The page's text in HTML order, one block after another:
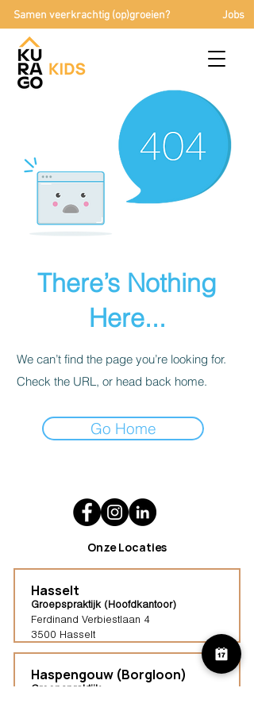
Samen veerkrachtig (op)groeien? Jobs
There’s Nothing
Here...
We can’t find the page you’re looking for.
Check the URL, or head back home.
Go Home
Onze Locaties
Hasselt
Groepspraktijk (Hoofdkantoor)
Ferdinand Verbiestlaan 4
3500 Hasselt
Haspengouw (Borgloon)